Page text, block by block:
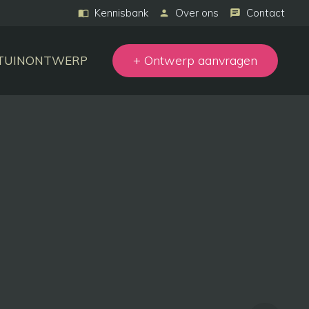
Kennisbank Over ons Contact
+ Ontwerp aanvragen